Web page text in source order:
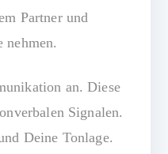
Partner und
nehmen.
an. Diese
Signalen.
Deine Tonlage.